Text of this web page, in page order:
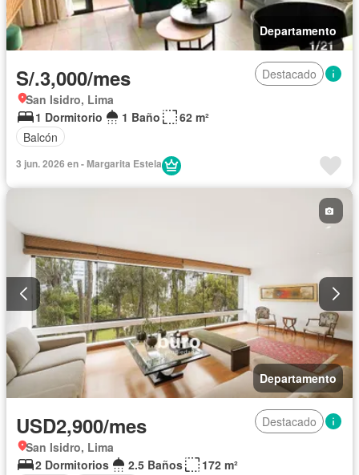
Departamento
S/.3,000/mes
Destacado
San Isidro, Lima
1 Dormitorio
1 Baño
62 m²
Balcón
3 jun. 2026 en - Margarita Estela
Departamento
USD2,900/mes
Destacado
San Isidro, Lima
2 Dormitorios
2.5 Baños
172 m²